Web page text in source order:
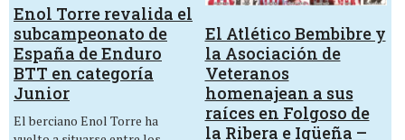
Enol Torre revalida el
subcampeonato de
España de Enduro
BTT en categoría
Junior
El berciano Enol Torre ha
El Atlético Bembibre y
la Asociación de
Veteranos
homenajean a sus
raíces en Folgoso de
la Ribera e Igüeña –